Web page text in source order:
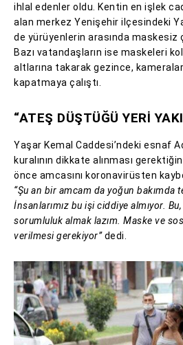
ihlal edenler oldu. Kentin en işlek
alan merkez Yenişehir ilçesindeki
de yürüyenlerin arasında maskesiz
Bazı vatandaşların ise maskeleri
altlarına takarak gezince,
kapatmaya çalıştı.
“ATEŞ DÜŞTÜĞÜ YERİ
Yaşar Kemal Caddesi’ndeki esnaf
kuralının dikkate alınması
önce amcasını koronavirüsten
“Şu an bir amcam da yoğun bakımda
İnsanlarımız bu işi ciddiye almıyor.
sorumluluk almak lazım. Maske ve
verilmesi gerekiyor”dedi.